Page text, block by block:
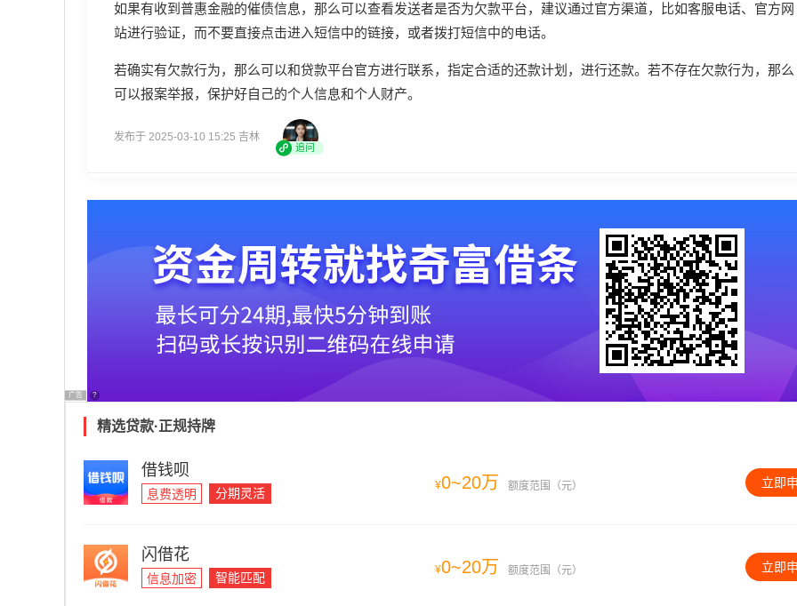
如果有收到普惠金融的催债信息，那么可以查看发送者是否为欠款平台，建议通过官方渠道，比如客服电话、官方网
站进行验证，而不要直接点击进入短信中的链接，或者拨打短信中的电话。
若确实有欠款行为，那么可以和贷款平台官方进行联系，指定合适的还款计划，进行还款。若不存在欠款行为，那么
可以报案举报，保护好自己的个人信息和个人财产。
发布于 2025-03-10 15:25 吉林
追问
广告 ?
精选贷款·正规持牌
借钱呗
息费透明 分期灵活
¥0~20万 额度范围（元） 立即
闪借花
信息加密 智能匹配
¥0~20万 额度范围（元） 立即